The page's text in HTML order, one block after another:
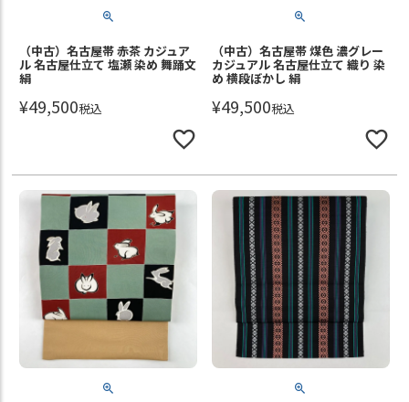
（中古）名古屋帯 赤茶 カジュア
ル 名古屋仕立て 塩瀬 染め 舞踊文
絹
¥49,500税込
（中古）名古屋帯 煤色 濃グレー
カジュアル 名古屋仕立て 織り 染
め 横段ぼかし 絹
¥49,500税込